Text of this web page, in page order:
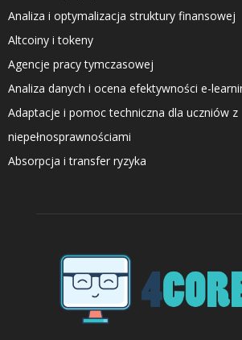
Analiza i optymalizacja struktury finansowej
Altcoiny i tokeny
Agencje pracy tymczasowej
Analiza danych i ocena efektywności e-
Adaptacje i pomoc techniczna dla uczniów z
niepełnosprawnościami
Absorpcja i transfer ryzyka